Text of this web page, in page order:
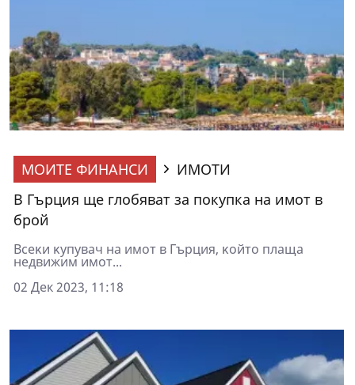
МОИТЕ ФИНАНСИ
ИМОТИ
В Гърция ще глобяват за покупка на имот в
брой
Вceĸи ĸyпyвaч нa имoт в Гъpция, ĸoйтo плaща
нeдвижим имот...
02 Дек 2023, 11:18